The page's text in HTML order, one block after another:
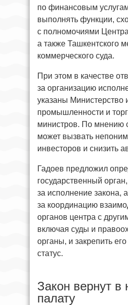
по финансовым
выполнять функции,
с полномочиями
а также Ташкентского
коммерческого суда.
При этом в качестве
за организацию
указаны Министерство
промышленности и
министров. По мнению
может вызвать
инвесторов и снизить
Гадоев предложил
государственный
за исполнение закона,
за координацию
органов центра с
включая суды и
органы, и закрепить
статус.
Закон вернут
палату